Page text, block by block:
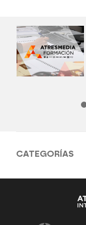
CATEGORÍAS
Antena 3
Tu cara me